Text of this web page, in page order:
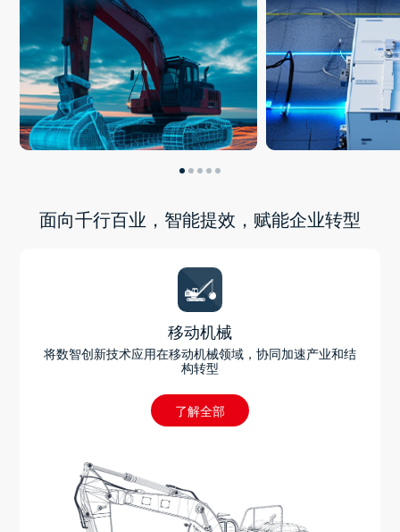
面向千行百业，智能提效，赋能企业转型
移动机械
将数智创新技术应用在移动机械领域，协同加速产业和结
构转型
了解全部